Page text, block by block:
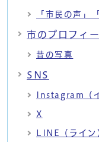
「市民の声」
市のプロフィ
昔の写真
SNS
Instagram（
X
LINE（ライン